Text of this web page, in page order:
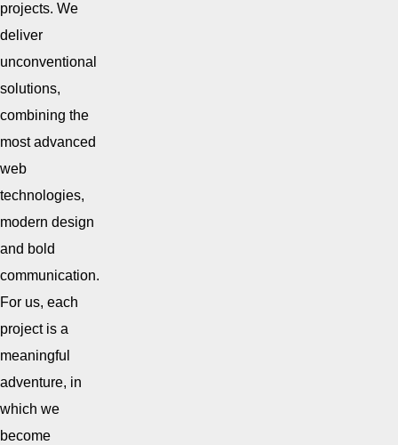
projects. We
deliver
unconventional
solutions,
combining the
most advanced
web
technologies,
modern design
and bold
communication.
For us, each
project is a
meaningful
adventure, in
which we
become